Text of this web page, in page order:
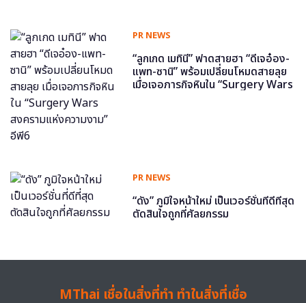
PR NEWS
“ลูกเกด เมทินี” ฟาดสายฮา “ดีเจอ๋อง-
แพท-ซานิ” พร้อมเปลี่ยนโหมดสายลุย
เมื่อเจอภารกิจหินใน “Surgery Wars
PR NEWS
“ดัง” ภูมิใจหน้าใหม่ เป็นเวอร์ชั่นที่ดีที่สุด
ตัดสินใจถูกที่ศัลยกรรม
MThai เชื่อในสิ่งที่ทำ ทำในสิ่งที่เชื่อ